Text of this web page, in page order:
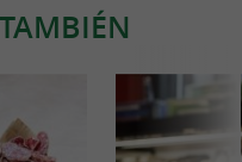
TAMBIÉN